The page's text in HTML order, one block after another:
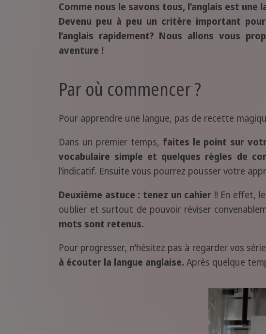
Comme nous le savons tous, l’anglais est
Devenu peu à peu un critère important
l’anglais rapidement? Nous allons vous
aventure !
Par où commencer ?
Pour apprendre une langue, pas de recette
Dans un premier temps, faites le point sur
vocabulaire simple et quelques règles de
l’indicatif. Ensuite vous pourrez pousser votre
Deuxième astuce : tenez un cahier !! En effet,
oublier et surtout de pouvoir réviser
mots sont retenus.
Pour progresser, n’hésitez pas à regarder vos
à écouter la langue anglaise. Après quelque